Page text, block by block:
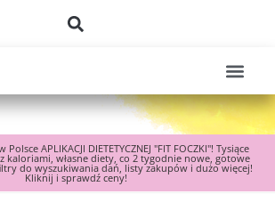
APLIKACJI DIETETYCZNEJ "FIT FOCZKI"! Tysiące
kaloriami, własne diety, co 2 tygodnie nowe, gotowe
do wyszukiwania dań, listy zakupów i dużo więcej!
Kliknij i sprawdź ceny!